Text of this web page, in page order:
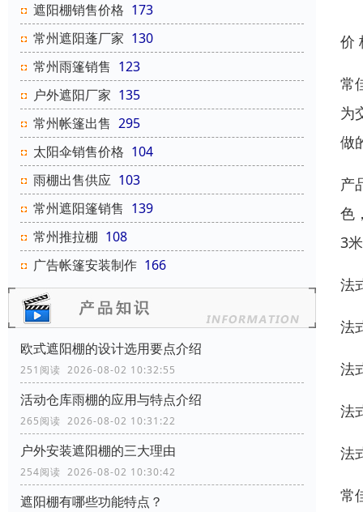
遮阳棚销售价格 173
常州遮阳蓬厂家 130
常州雨篷销售 123
户外遮阳厂家 135
常州帐篷出售 295
太阳伞销售价格 104
雨棚出售供应 103
常州遮阳篷销售 139
常州推拉棚 108
广告帐篷安装制作 166
欧式遮阳棚的设计选用要点介绍
251阅读 2026-08-02 10:32:55
活动仓库雨棚的应用与特点介绍
265阅读 2026-08-02 10:31:22
户外安装遮阳棚的三大理由
254阅读 2026-08-02 10:30:42
遮阳棚有哪些功能特点？
价
常
为
做
产
色
3
法
法
法
法
法
常